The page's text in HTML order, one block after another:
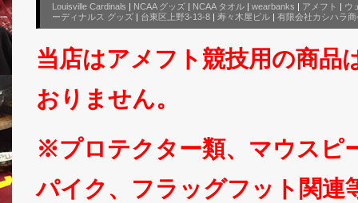
Louisville Cardinals | NCAA グッズ | NCAA タオル | wearbanks | アメフト | ウ
ーディナルス グッズ | 台東区上野3-13-8 | 寿々木屋ビル | 有限会社カシハラ商
当店はアメフト競技用の商品
おりません。
※プロテクター類、マウスピ
パイク、フラッグフット関連